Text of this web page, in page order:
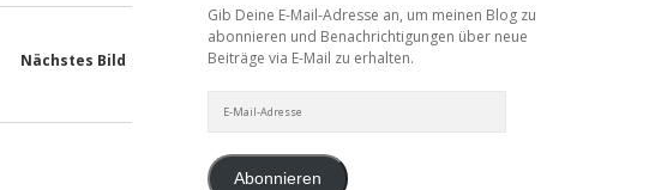
Nächstes Bild
Gib Deine E-Mail-Adresse an, um meinen Blog zu
abonnieren und Benachrichtigungen über neue
Beiträge via E-Mail zu erhalten.
Mail-
Abonnieren